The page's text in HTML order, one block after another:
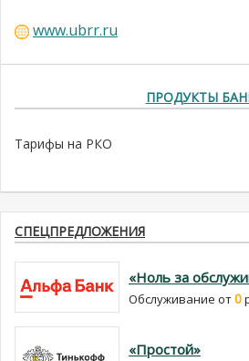
www.ubrr.ru
ПРОДУКТЫ
Тарифы на РКО
СПЕЦПРЕДЛОЖЕНИЯ
«Ноль за
Обслуживание от0
«Простой»